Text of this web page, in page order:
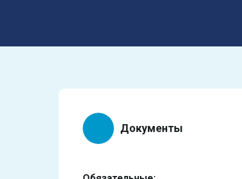
Документы